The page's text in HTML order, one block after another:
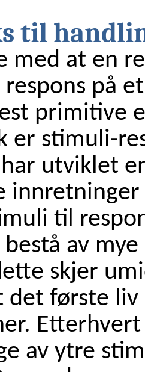
til
med at en
på
primitive
er stimuli-
utviklet
til
bestå av
skjer
det første
av ytre